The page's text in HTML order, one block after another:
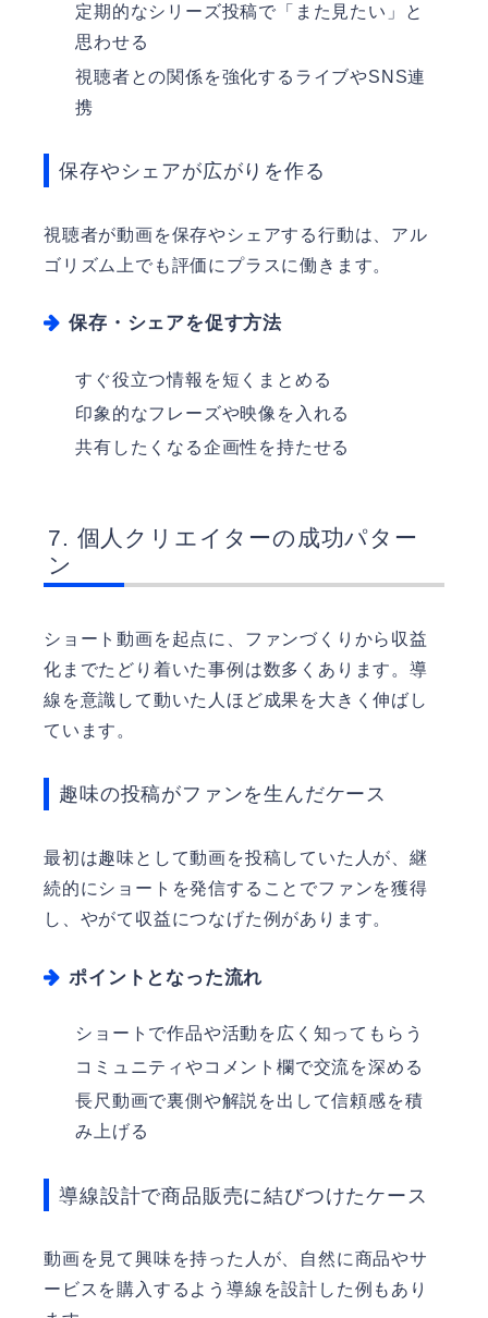
定期的なシリーズ投稿で「また見たい」と
思わせる
視聴者との関係を強化するライブやSNS連
携
保存やシェアが広がりを作る
視聴者が動画を保存やシェアする行動は、アル
ゴリズム上でも評価にプラスに働きます。
保存・シェアを促す方法
すぐ役立つ情報を短くまとめる
印象的なフレーズや映像を入れる
共有したくなる企画性を持たせる
個人クリエイターの成功パター
ン
ショート動画を起点に、ファンづくりから収益
化までたどり着いた事例は数多くあります。導
線を意識して動いた人ほど成果を大きく伸ばし
ています。
趣味の投稿がファンを生んだケース
最初は趣味として動画を投稿していた人が、継
続的にショートを発信することでファンを獲得
し、やがて収益につなげた例があります。
ポイントとなった流れ
ショートで作品や活動を広く知ってもらう
コミュニティやコメント欄で交流を深める
長尺動画で裏側や解説を出して信頼感を積
み上げる
導線設計で商品販売に結びつけたケース
動画を見て興味を持った人が、自然に商品やサ
ービスを購入するよう導線を設計した例もあり